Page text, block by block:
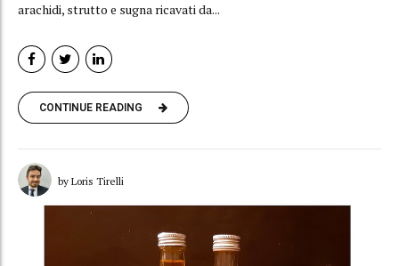
arachidi, strutto e sugna ricavati da...
CONTINUE READING
by Loris Tirelli